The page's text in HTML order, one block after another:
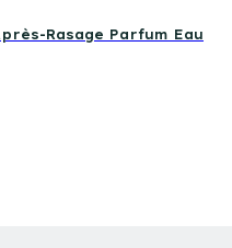
Rasage Parfum Eau